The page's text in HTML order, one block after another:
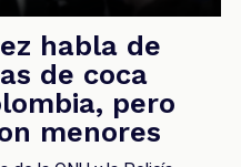
habla de
de coca
pero
menores